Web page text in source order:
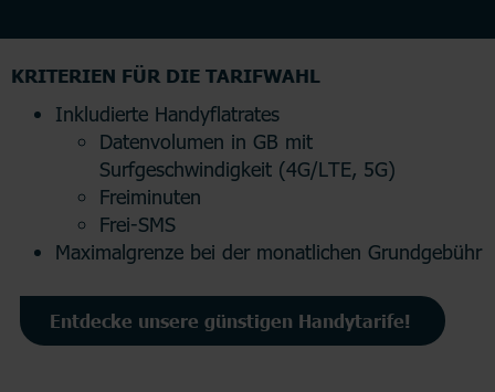
KRITERIEN FÜR DIE TARIFWAHL
Inkludierte Handyflatrates
Datenvolumen in GB mit
Surfgeschwindigkeit (4G/LTE, 5G)
Freiminuten
Frei-SMS
Maximalgrenze bei der monatlichen Grundgebühr
Entdecke unsere günstigen Handytarife!